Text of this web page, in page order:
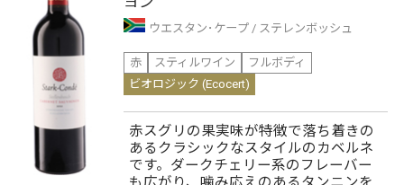
ウエスタン･ケープ
ステレンボッシュ
赤
スティルワイン
フルボディ
ビオロジック (Ecocert)
赤スグリの果実味が特徴で落ち着きの
あるクラシックなスタイルのカベルネ
です。ダークチェリー系のフレーバー